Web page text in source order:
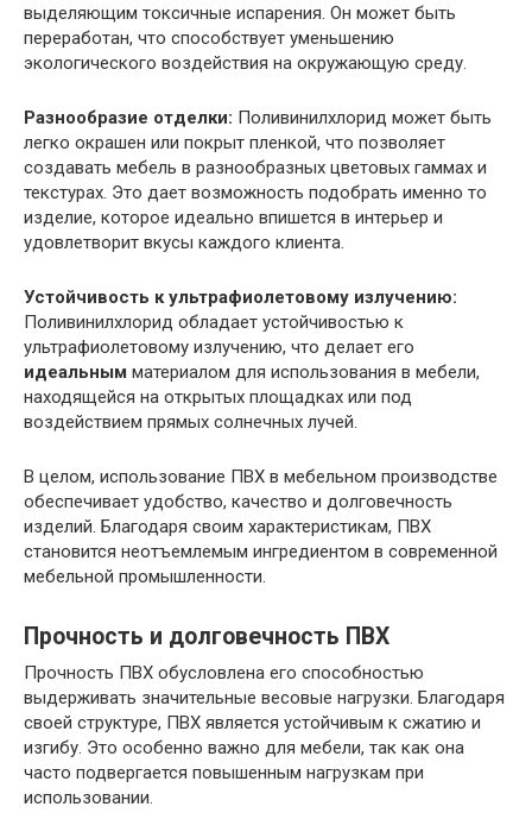
выделяющим токсичные испарения. Он может быть
переработан, что способствует уменьшению
экологического воздействия на окружающую среду.
Разнообразие отделки: Поливинилхлорид может быть
легко окрашен или покрыт пленкой, что позволяет
создавать мебель в разнообразных цветовых гаммах и
текстурах. Это дает возможность подобрать именно то
изделие, которое идеально впишется в интерьер и
удовлетворит вкусы каждого клиента.
Устойчивость к ультрафиолетовому излучению:
Поливинилхлорид обладает устойчивостью к
ультрафиолетовому излучению, что делает его
идеальным материалом для использования в мебели,
находящейся на открытых площадках или под
воздействием прямых солнечных лучей.
В целом, использование ПВХ в мебельном производстве
обеспечивает удобство, качество и долговечность
изделий. Благодаря своим характеристикам, ПВХ
становится неотъемлемым ингредиентом в современной
мебельной промышленности.
Прочность и долговечность ПВХ
Прочность ПВХ обусловлена его способностью
выдерживать значительные весовые нагрузки. Благодаря
своей структуре, ПВХ является устойчивым к сжатию и
изгибу. Это особенно важно для мебели, так как она
часто подвергается повышенным нагрузкам при
использовании.